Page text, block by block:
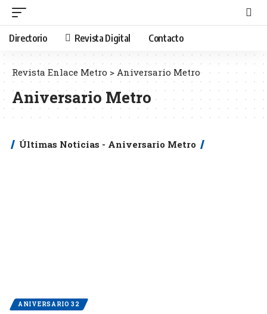
Directorio Revista Digital Contacto
Revista Enlace Metro > Aniversario Metro
Aniversario Metro
Últimas Noticias - Aniversario Metro
ANIVERSARIO 32